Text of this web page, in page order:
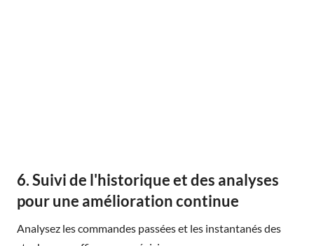
6. Suivi de l'historique et des analyses
pour une amélioration continue
Analysez les commandes passées et les instantanés des